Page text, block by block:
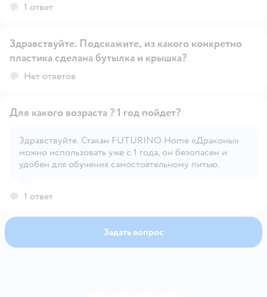
случайные проливания при наклоне. • Нет
Canpol). • Подходит для детей старше 3 лет, которые
уже умеют пить аккуратно. ⚠️ Вывод: • Для активных
малышей или поездок — лучше выбрать настоящую
непроливайку с клапаном. • Для дома и спокойного
если ребёнок уже контролирует движения.
1 ответ
Открыть вопрос
Здравствуйте. Подскажите, из какого конкретно
пластика сделана бутылка и крышка?
Нет ответов
Открыть вопрос
Для какого возраста ? 1 год пойдет?
Здравствуйте. Стакан FUTURINO Home «Драконы»
можно использовать уже с 1 года, он безопасен и
удобен для обучения самостоятельному питью.
1 ответ
Задать вопрос